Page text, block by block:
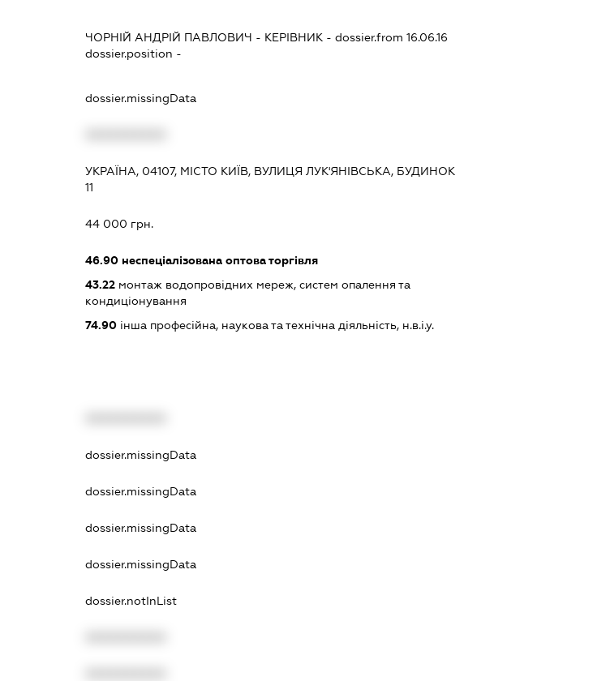
ЧОРНІЙ АНДРІЙ ПАВЛОВИЧ - КЕРІВНИК - dossier.from 16.06.16
dossier.position -
dossier.missingData
УКРАЇНА, 04107, МІСТО КИЇВ, ВУЛИЦЯ ЛУК'ЯНІВСЬКА, БУДИНОК
11
44 000 грн.
46.90 неспеціалізована оптова торгівля
43.22 монтаж водопровідних мереж, систем опалення та
кондиціонування
74.90 інша професійна, наукова та технічна діяльність, н.в.і.у.
dossier.missingData
dossier.missingData
dossier.missingData
dossier.missingData
dossier.notInList